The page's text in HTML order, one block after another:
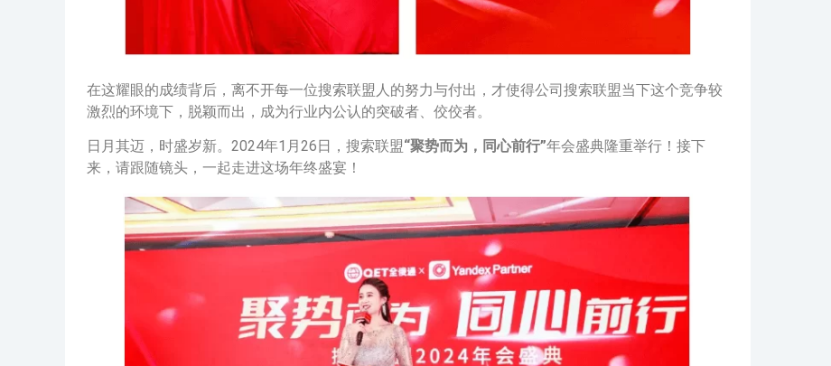
在这耀眼的成绩背后，离不开每一位搜索联盟人的努力与付出，才使得公司搜索联盟当下这个竞争较
激烈的环境下，脱颖而出，成为行业内公认的突破者、佼佼者。
日月其迈，时盛岁新。2024年1月26日，搜索联盟“聚势而为，同心前行”年会盛典隆重举行！接下
来，请跟随镜头，一起走进这场年终盛宴！